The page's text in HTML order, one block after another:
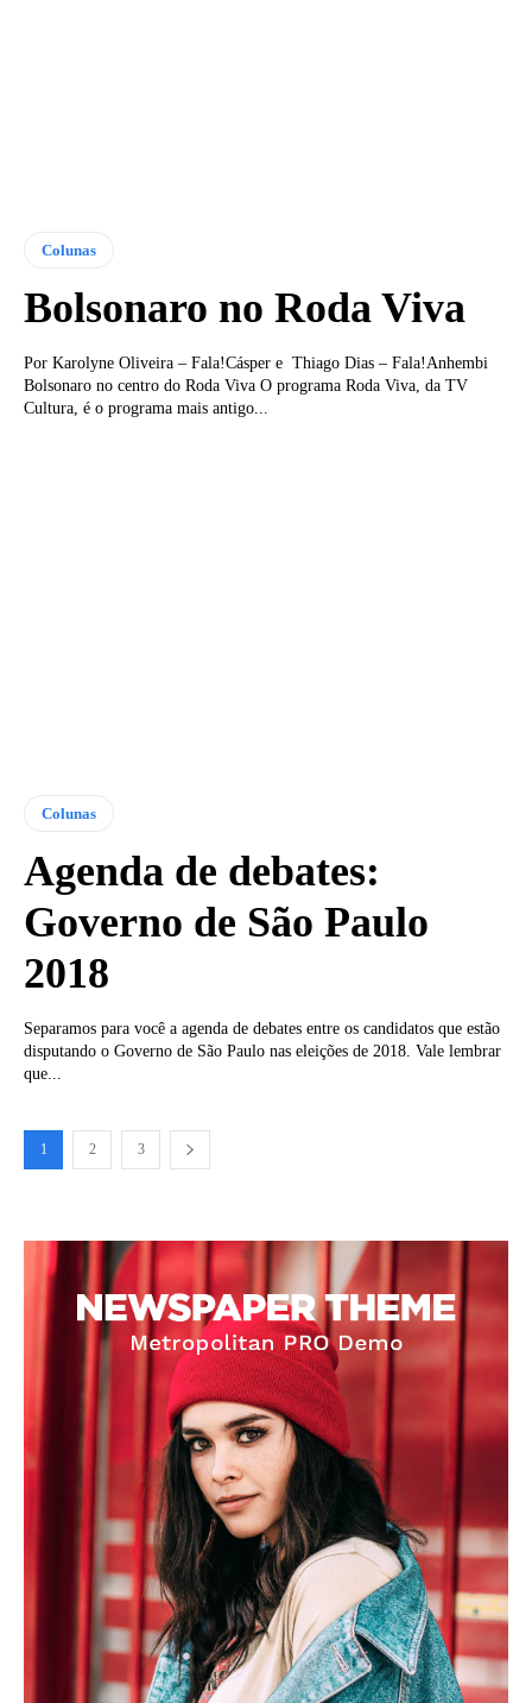
Colunas
Bolsonaro no Roda Viva
Por Karolyne Oliveira – Fala!Cásper e Thiago Dias – Fala!Anhembi
Bolsonaro no centro do Roda Viva O programa Roda Viva, da TV
Cultura, é o programa mais antigo...
Colunas
Agenda de debates:
Governo de São Paulo
2018
Separamos para você a agenda de debates entre os candidatos que estão
disputando o Governo de São Paulo nas eleições de 2018. Vale lembrar
que...
1 2 3